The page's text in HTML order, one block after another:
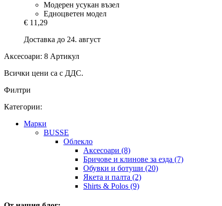
Модерен усукан възел
Едноцветен модел
€ 11,29
Доставка до 24. август
Аксесоари: 8 Артикул
Всички цени са с ДДС.
Филтри
Категории:
Марки
BUSSE
Облекло
Аксесоари (8)
Бричове и клинове за езда (7)
Обувки и ботуши (20)
Якета и палта (2)
Shirts & Polos (9)